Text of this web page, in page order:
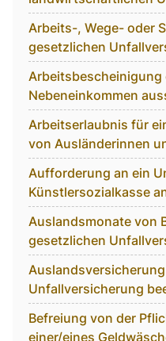
Arbeits-, Wege- oder
gesetzlichen
Arbeitsbescheinigung
Nebeneinkommen
Arbeitserlaubnis für
von Ausländerinnen
Aufforderung an ein
Künstlersozialkasse
Auslandsmonate von
gesetzlichen
Unfallversicherung
Befreiung von der
einer/eines